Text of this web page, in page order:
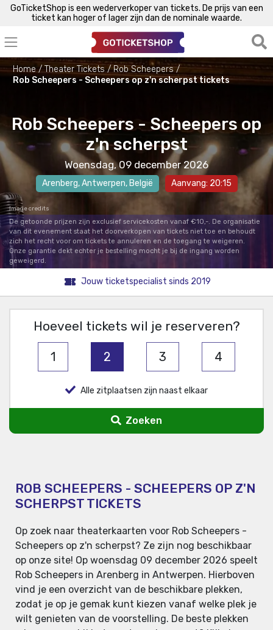
GoTicketShop is een wederverkoper van tickets. De prijs van een
ticket kan hoger of lager zijn dan de nominale waarde.
Home Theater Tickets
Rob Scheepers
Rob Scheepers - Scheepers op z'n scherpst tickets
Rob Scheepers - Scheepers op
z'n scherpst
Woensdag, 09 december 2026
Arenberg,Antwerpen, België Aanvang: 20:15
Image credits
De getoonde prijzen zijn exclusief servicekosten vanaf €10,-. De organisatie
van dit evenement staat het doorverkopen van tickets niet toe en behoudt
zich het recht voor om tickets te annuleren en de toegang te weigeren.
Onze garantie dekt echter je bestelling mocht je bij de ingang worden
geweigerd.
Jouw ticketspecialist sinds 2019
Hoeveel tickets wil je reserveren?
1 2 3 4
Alle zitplaatsen zijn naast elkaar
Zoeken
ROB SCHEEPERS - SCHEEPERS OP Z'N
SCHERPST TICKETS
Op zoek naar theaterkaarten voor Rob Scheepers -
Scheepers op z'n scherpst? Ze zijn nog beschikbaar
op onze site! Op woensdag 09 december 2026 speelt
Rob Scheepers in Arenberg in Antwerpen. Hierboven
vind je een overzicht van de beschikbare plekken,
zodat je op je gemak kunt kiezen vanaf welke plek je
wilt genieten van de voorstelling. De beste plekken